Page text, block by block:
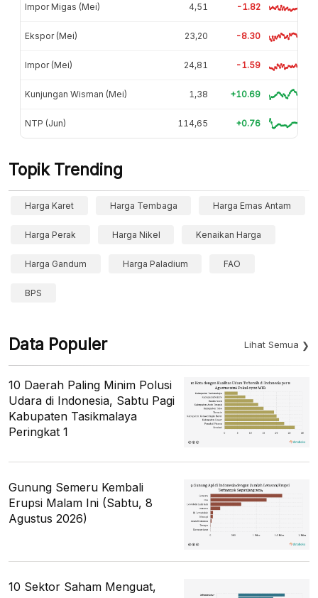
Impor Migas (Mei) 4,51 -1.82
Ekspor (Mei) 23,20 -8.30
Impor (Mei) 24,81 -1.59
Kunjungan Wisman (Mei) 1,38 +10.69
NTP (Jun) 114,65 +0.76
Topik Trending
Harga Karet Harga Tembaga Harga Emas Antam
Harga Perak Harga Nikel Kenaikan Harga
Harga Gandum Harga Paladium FAO
BPS
Data Populer Lihat Semua
10 Daerah Paling Minim Polusi
Udara di Indonesia, Sabtu Pagi
Kabupaten Tasikmalaya
Peringkat 1
Gunung Semeru Kembali
Erupsi Malam Ini (Sabtu, 8
Agustus 2026)
10 Sektor Saham Menguat,